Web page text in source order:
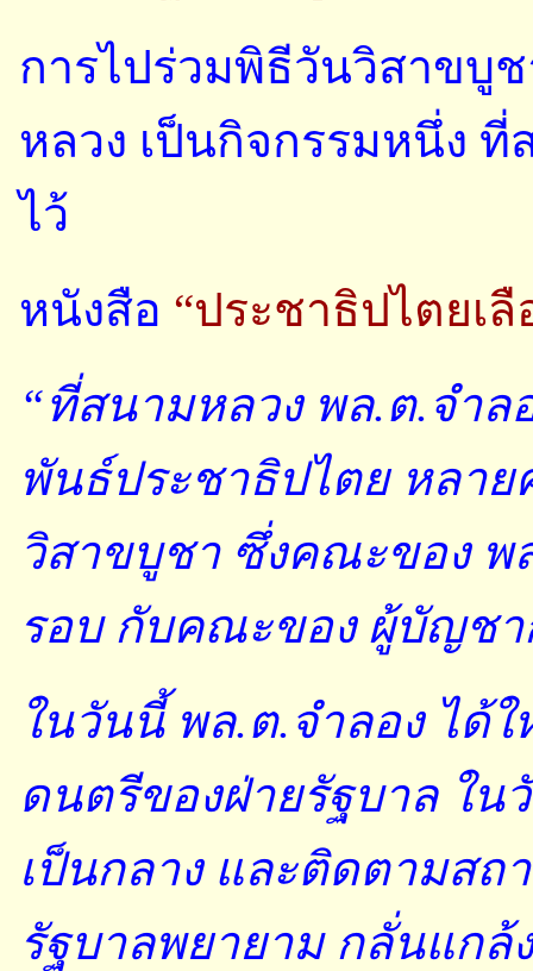
การไปร่วมพิธีวันวิสาขบู
หลวง เป็นกิจกรรมหนึ่ง
ไว้
หนังสือ “ประชาธิปไตยเ
“ที่สนามหลวง พล.ต.จำ
พันธ์ประชาธิปไตย หลาย
วิสาขบูชา ซึ่งคณะของ พ
รอบ กับคณะของ ผู้บัญชา
ในวันนี้ พล.ต.จำลอง ได้
ดนตรีของฝ่ายรัฐบาล ใ
เป็นกลาง และติดตามส
รัฐบาลพยายาม กลั่นแกล้